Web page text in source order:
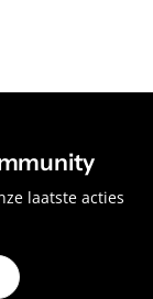
laatste acties